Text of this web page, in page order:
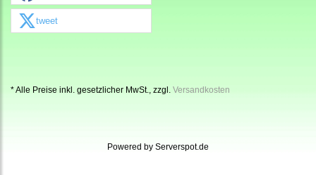
tweet
* Alle Preise inkl. gesetzlicher MwSt., zzgl. Versandkosten
Powered by Serverspot.de